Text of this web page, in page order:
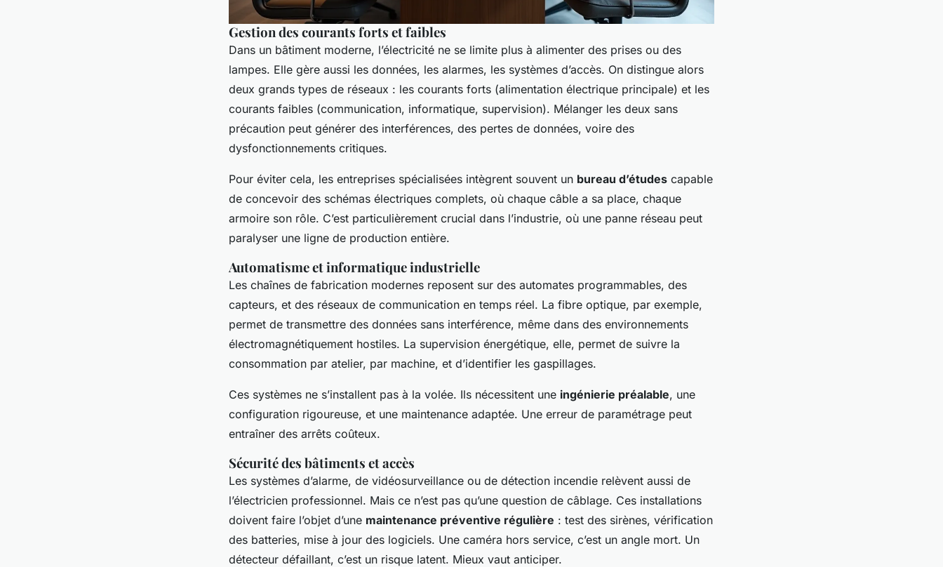
Gestion des courants forts et faibles
Dans un bâtiment moderne, l’électricité ne se limite plus à alimenter des prises ou des
lampes. Elle gère aussi les données, les alarmes, les systèmes d’accès. On distingue alors
deux grands types de réseaux : les courants forts (alimentation électrique principale) et les
courants faibles (communication, informatique, supervision). Mélanger les deux sans
précaution peut générer des interférences, des pertes de données, voire des
dysfonctionnements critiques.
Pour éviter cela, les entreprises spécialisées intègrent souvent un bureau d’études capable
de concevoir des schémas électriques complets, où chaque câble a sa place, chaque
armoire son rôle. C’est particulièrement crucial dans l’industrie, où une panne réseau peut
paralyser une ligne de production entière.
Automatisme et informatique industrielle
Les chaînes de fabrication modernes reposent sur des automates programmables, des
capteurs, et des réseaux de communication en temps réel. La fibre optique, par exemple,
permet de transmettre des données sans interférence, même dans des environnements
électromagnétiquement hostiles. La supervision énergétique, elle, permet de suivre la
consommation par atelier, par machine, et d’identifier les gaspillages.
Ces systèmes ne s’installent pas à la volée. Ils nécessitent une ingénierie préalable, une
configuration rigoureuse, et une maintenance adaptée. Une erreur de paramétrage peut
entraîner des arrêts coûteux.
Sécurité des bâtiments et accès
Les systèmes d’alarme, de vidéosurveillance ou de détection incendie relèvent aussi de
l’électricien professionnel. Mais ce n’est pas qu’une question de câblage. Ces installations
doivent faire l’objet d’une maintenance préventive régulière : test des sirènes, vérification
des batteries, mise à jour des logiciels. Une caméra hors service, c’est un angle mort. Un
détecteur défaillant, c’est un risque latent. Mieux vaut anticiper.